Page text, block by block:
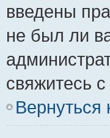
введены
не был ли
свяжитесь
Вернуться